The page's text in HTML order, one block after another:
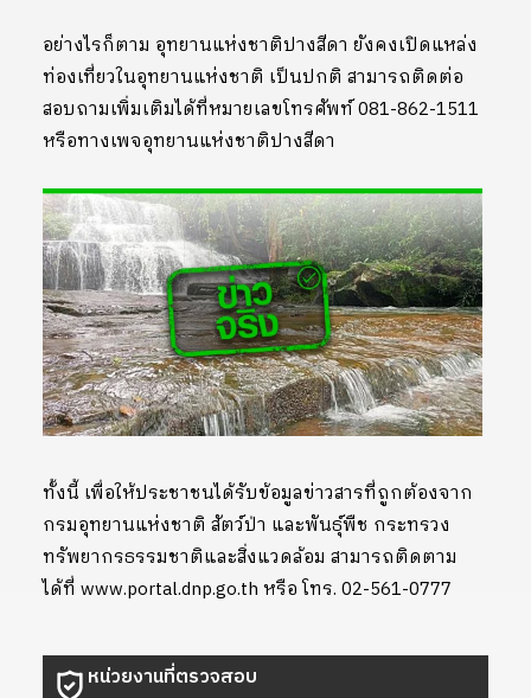
อย่างไรก็ตาม อุทยานแห่งชาติปางสีดา ยังคงเปิดแหล่ง
ท่องเที่ยวในอุทยานแห่งชาติ เป็นปกติ สามารถติดต่อ
สอบถามเพิ่มเติมได้ที่หมายเลขโทรศัพท์ 081-862-1511
หรือทางเพจอุทยานแห่งชาติปางสีดา
ทั้งนี้ เพื่อให้ประชาชนได้รับข้อมูลข่าวสารที่ถูกต้องจาก
กรมอุทยานแห่งชาติ สัตว์ป่า และพันธุ์พืช กระทรวง
ทรัพยากรธรรมชาติและสิ่งแวดล้อม สามารถติดตาม
ได้ที่ www.portal.dnp.go.th หรือ โทร. 02-561-0777
หน่วยงานที่ตรวจสอบ